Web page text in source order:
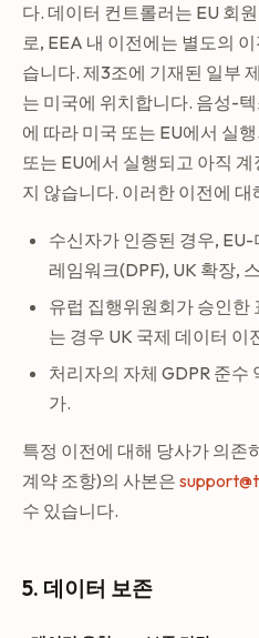
다. 데이터 컨트롤러는 EU 회
로, EEA 내 이전에는 별도의
습니다. 제3조에 기재된 일부
는 미국에 위치합니다. 음성-
에 따라 미국 또는 EU에서 실
또는 EU에서 실행되고 아직
지 않습니다. 이러한 이전에
수신자가 인증된 경우,
레임워크(DPF), UK 확장,
유럽 집행위원회가 승인한
는 경우 UK 국제 데이터 이
처리자의 자체 GDPR 준수
가.
특정 이전에 대해 당사가 의존
계약 조항)의 사본은
수 있습니다.
5. 데이터 보존